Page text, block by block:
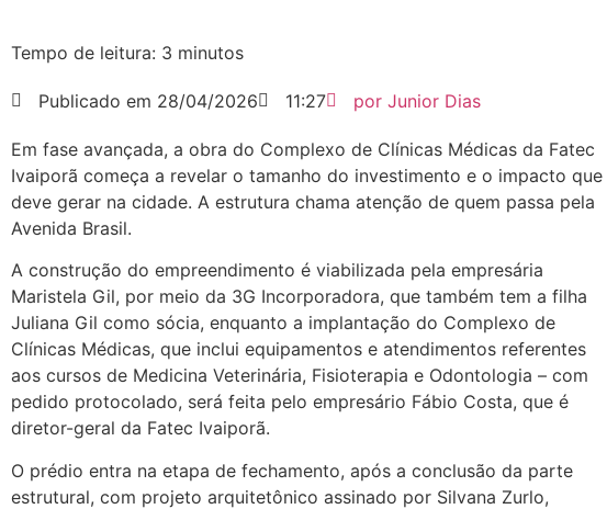
Tempo de leitura: 3 minutos
Publicado em 28/04/2026 11:27 por Junior Dias
Em fase avançada, a obra do Complexo de Clínicas Médicas da Fatec
Ivaiporã começa a revelar o tamanho do investimento e o impacto que
deve gerar na cidade. A estrutura chama atenção de quem passa pela
Avenida Brasil.
A construção do empreendimento é viabilizada pela empresária
Maristela Gil, por meio da 3G Incorporadora, que também tem a filha
Juliana Gil como sócia, enquanto a implantação do Complexo de
Clínicas Médicas, que inclui equipamentos e atendimentos referentes
aos cursos de Medicina Veterinária, Fisioterapia e Odontologia – com
pedido protocolado, será feita pelo empresário Fábio Costa, que é
diretor-geral da Fatec Ivaiporã.
O prédio entra na etapa de fechamento, após a conclusão da parte
estrutural, com projeto arquitetônico assinado por Silvana Zurlo,